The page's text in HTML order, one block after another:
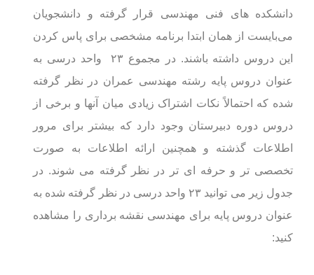
دانشکده های فنی مهندسی قرار گرفته و دانشجویان
می‌بایست از همان ابتدا برنامه مشخصی برای پاس کردن
این دروس داشته باشند. در مجموع ۲۳ واحد درسی به
عنوان دروس پایه رشته مهندسی عمران در نظر گرفته
شده که احتمالاً نکات اشتراک زیادی میان آنها و برخی از
دروس دوره دبیرستان وجود دارد که بیشتر برای مرور
اطلاعات گذشته و همچنین ارائه اطلاعات به صورت
تخصصی تر و حرفه ای تر در نظر گرفته می شوند. در
جدول زیر می توانید ۲۳ واحد درسی در نظر گرفته شده به
عنوان دروس پایه برای مهندسی نقشه برداری را مشاهده
کنید: